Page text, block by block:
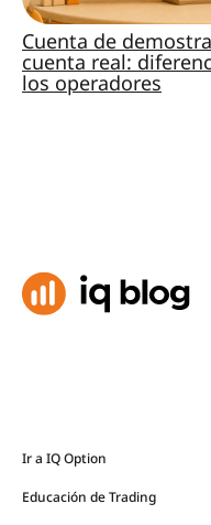
Cuenta de
cuenta real:
los operadores
Ir a IQ Option
Educación de Trading